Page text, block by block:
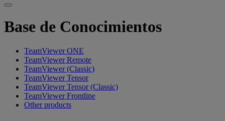
Base de Conocimientos
TeamViewer ONE
TeamViewer Remote
TeamViewer (Classic)
TeamViewer Tensor
TeamViewer Tensor (Classic)
TeamViewer Frontline
Other products